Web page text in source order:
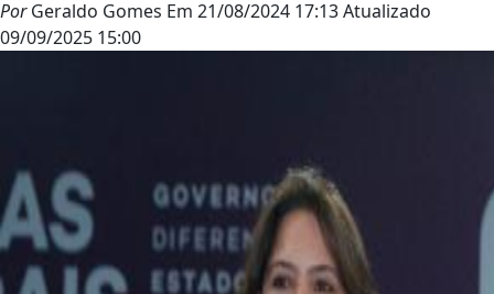
PorGeraldo Gomes Em 21/08/2024 17:13Atualizado
09/09/2025 15:00